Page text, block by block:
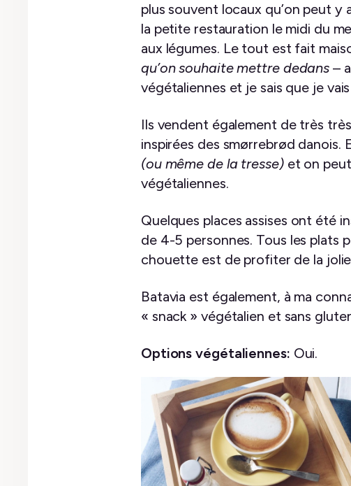
plus souvent locaux qu’on peut y
la petite restauration le midi du
aux légumes. Le tout est fait
qu’on souhaite mettre dedans –
végétaliennes et je sais que je
Ils vendent également de très
inspirées des smørrebrød danois.
(ou même de la tresse)et on peut
végétaliennes.
Quelques places assises ont été
de 4-5 personnes. Tous les plats
chouette est de profiter de la jolie
Batavia est également, à ma
« snack » végétalien et sans
Options végétaliennes: Oui.